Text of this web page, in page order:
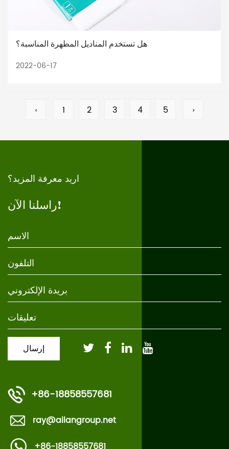
هل تستخدم المناديل المطهرة المناسبة؟
2022-06-17
‹ 1 2 3 4 5 ›
اريد معرفة المزيد؟
راسلنا الآن!
+86-18858557681
ray@ailangroup.net